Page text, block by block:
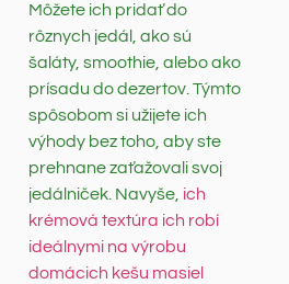
Môžete ich pridať do
rôznych jedál, ako sú
šaláty, smoothie, alebo ako
prísadu do dezertov. Týmto
spôsobom si užijete ich
výhody bez toho, aby ste
prehnane zaťažovali svoj
jedálniček. Navyše, ich
krémová textúra ich robí
ideálnymi na výrobu
domácich kešu masiel